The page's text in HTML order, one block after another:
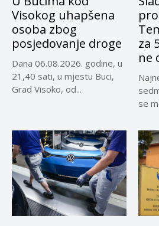
Visokog uhapšena
osoba zbog
posjedovanje droge
Dana 06.08.2026. godine, u
21,40 sati, u mjestu Buci,
Grad Visoko, od...
za
ne
se